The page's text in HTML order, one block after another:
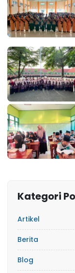
Kategori
Artikel
Berita
Blog